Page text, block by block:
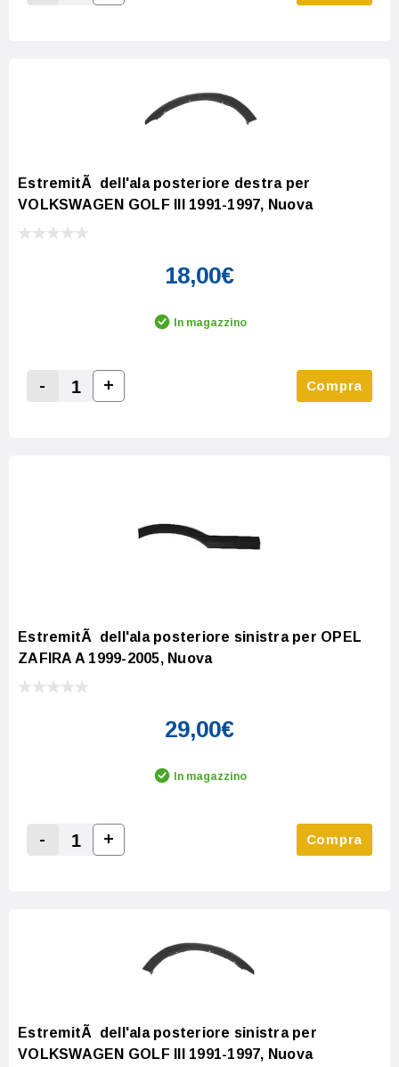
Decrease Quantity:
Increase Quantity:
EstremitÃ dell'ala posteriore destra per
VOLKSWAGEN GOLF III 1991-1997, Nuova
18,00€
In magazzino
Decrease Quantity:
-
Increase Quantity:
+ Compra
EstremitÃ dell'ala posteriore sinistra per OPEL
ZAFIRA A 1999-2005, Nuova
29,00€
In magazzino
Decrease Quantity:
-
Increase Quantity:
+ Compra
EstremitÃ dell'ala posteriore sinistra per
VOLKSWAGEN GOLF III 1991-1997, Nuova